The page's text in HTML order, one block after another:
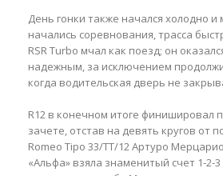
День гонки также начался холодно и
начались соревнования, трасса
RSR Turbo мчал как поезд; он
надежным, за исключением
когда водительская дверь не
R12 в конечном итоге финишировал
зачете, отстав на девять кругов от
Romeo Tipo 33/TT/12 Артуро
«Альфа» взяла знаменитый счет 1-2-